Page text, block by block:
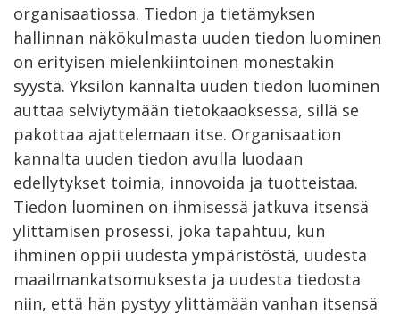
organisaatiossa. Tiedon ja tietämyksen
hallinnan näkökulmasta uuden tiedon luominen
on erityisen mielenkiintoinen monestakin
syystä. Yksilön kannalta uuden tiedon luominen
auttaa selviytymään tietokaaoksessa, sillä se
pakottaa ajattelemaan itse. Organisaation
kannalta uuden tiedon avulla luodaan
edellytykset toimia, innovoida ja tuotteistaa.
Tiedon luominen on ihmisessä jatkuva itsensä
ylittämisen prosessi, joka tapahtuu, kun
ihminen oppii uudesta ympäristöstä, uudesta
maailmankatsomuksesta ja uudesta tiedosta
niin, että hän pystyy ylittämään vanhan itsensä